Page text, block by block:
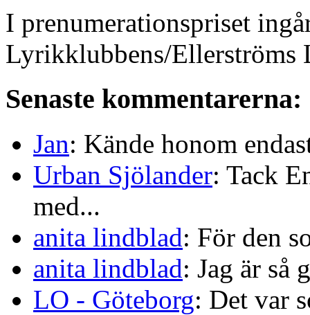
I prenumerationspriset
Lyrikklubbens/Ellerströms
Senaste kommentarerna:
Jan: Kände honom
Urban Sjölander: Tack
med...
anita lindblad: För den
anita lindblad: Jag är så
LO - Göteborg: Det var